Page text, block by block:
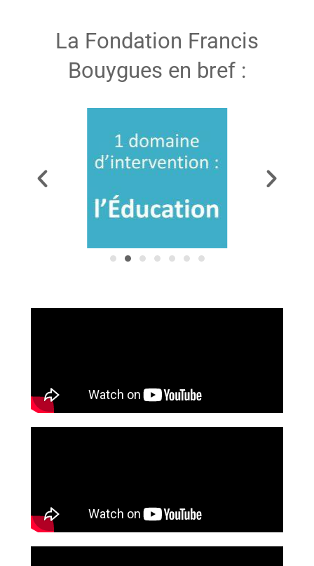
La Fondation Francis
Bouygues en bref :